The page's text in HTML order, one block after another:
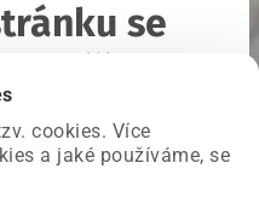
cookies. Více
a jaké používáme, se
se
a už ji opravujeme.
stránku.